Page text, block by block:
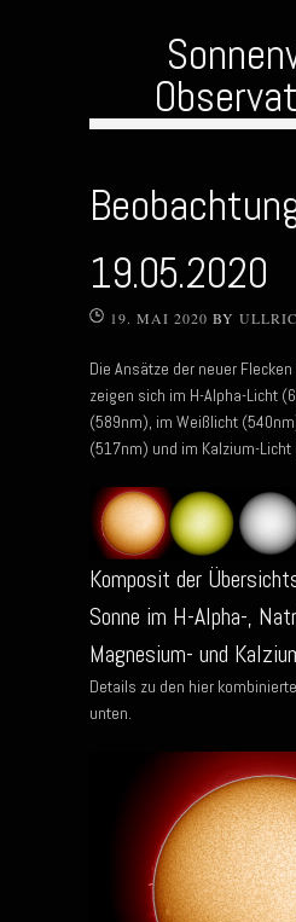
19.05.2020
19. MAI 2020 BY
Die Ansätze der neuer
zeigen sich im H-Alpha-Licht
(589nm), im Weißlicht
(517nm) und im Kalzium-Licht
Komposit der
Sonne im H-Alpha-,
Magnesium- und
Details zu den hier
unten.